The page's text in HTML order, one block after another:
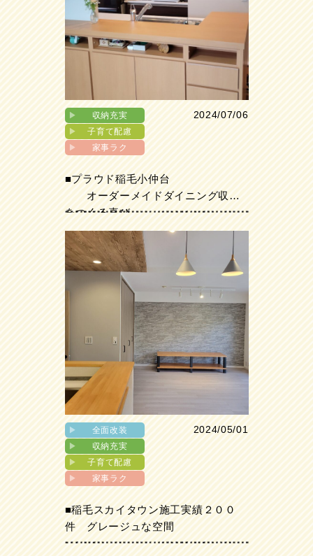
▶︎
収納充実
▶︎
子育て配慮
▶︎
家事ラク
2024/07/06
■プラウド稲毛小仲台
オーダーメイドダイニング収納
をつくる喜び
▶︎
全面改装
▶︎
収納充実
▶︎
子育て配慮
▶︎
家事ラク
2024/05/01
■稲毛スカイタウン施工実績２００
件 グレージュな空間